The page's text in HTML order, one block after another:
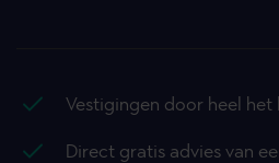
Vestigingen door heel
Direct gratis advies van